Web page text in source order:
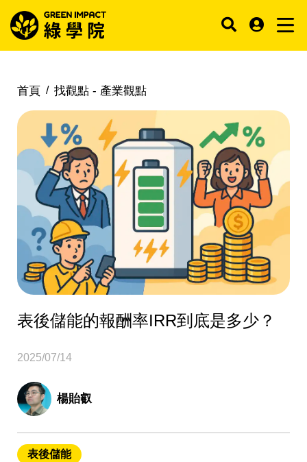
首頁 找觀點 - 產業觀點
表後儲能的報酬率IRR到底是多少？
2025/07/14
楊貽叡
表後儲能